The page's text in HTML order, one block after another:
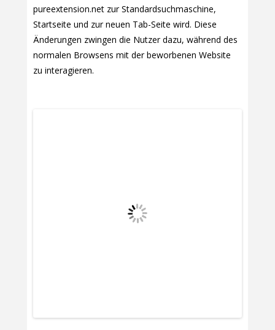
pureextension.net zur Standardsuchmaschine,
Startseite und zur neuen Tab-Seite wird. Diese
Änderungen zwingen die Nutzer dazu, während des
normalen Browsens mit der beworbenen Website
zu interagieren.